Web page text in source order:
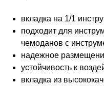
вкладка на 1/1
подходит для
чемоданов с
надежное
устойчивость к
вкладка из